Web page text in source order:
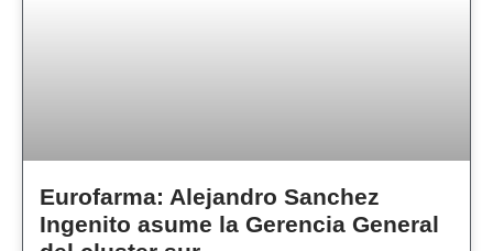
Eurofarma: Alejandro Sanchez
Ingenito asume la Gerencia General